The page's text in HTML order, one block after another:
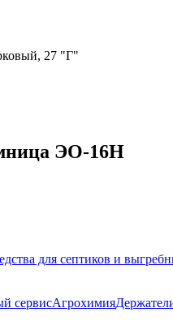
27 "Г"
ЭО-16Н
для септиков и
сервисАгрохимия